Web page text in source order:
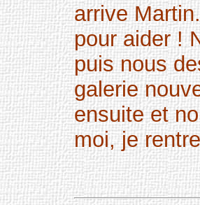
arrive
pour aider !
puis nous
galerie
ensuite et
moi, je